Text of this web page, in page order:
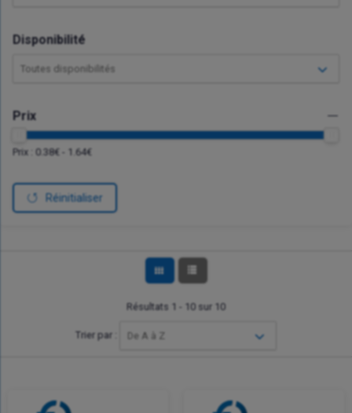
Disponibilité
Toutes disponibilités
Prix
Prix : 0.38€ - 1.64€
Réinitialiser
Résultats 1 - 10 sur 10
Trier par : De A à Z